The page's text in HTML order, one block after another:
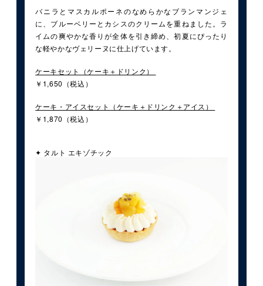
バニラとマスカルポーネのなめらかなブランマンジェ
に、ブルーベリーとカシスのクリームを重ねました。ラ
イムの爽やかな香りが全体を引き締め、初夏にぴったり
な軽やかなヴェリーヌに仕上げています。
ケーキセット（ケーキ＋ドリンク）
￥1,650（税込）
ケーキ・アイスセット（ケーキ＋ドリンク＋アイス）
￥1,870（税込）
✦ タルト エキゾチック